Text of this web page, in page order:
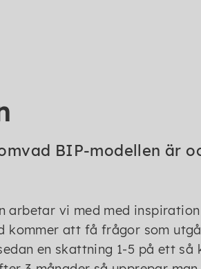
BIP-modellen är
arbetar vi med med
kommer att få frågor som
en skattning 1-5 på ett